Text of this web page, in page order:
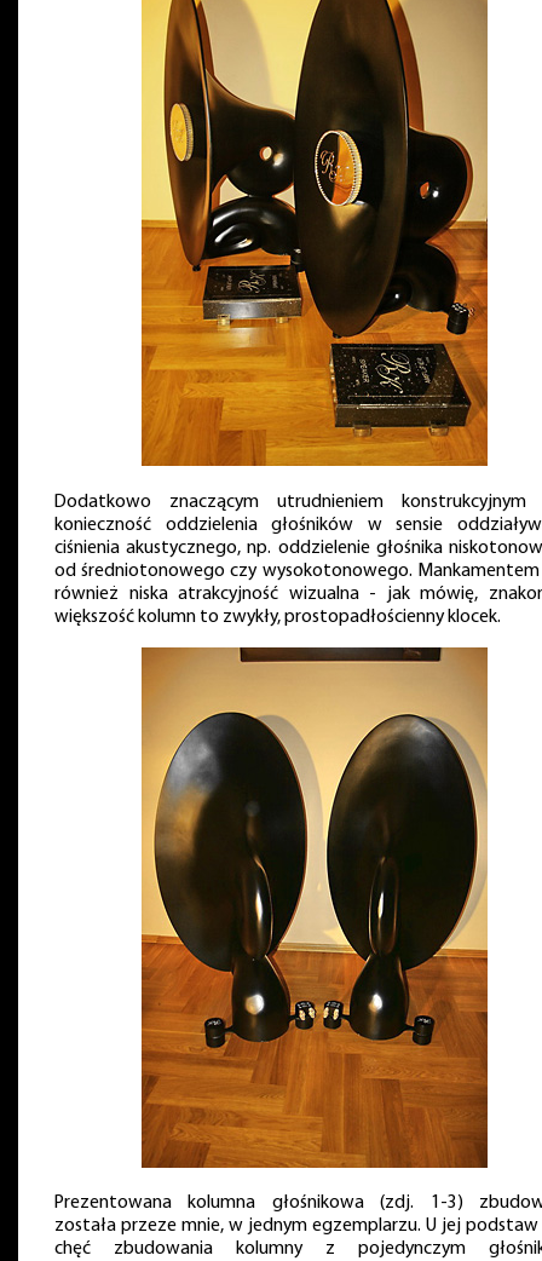
Dodatkowo znaczącym utrudnieniem konstrukcyjnym
konieczność oddzielenia głośników w sensie
ciśnienia akustycznego, np. oddzielenie głośnika
od średniotonowego czy wysokotonowego.
również niska atrakcyjność wizualna - jak mówię,
większość kolumn to zwykły, prostopadłościenny klocek.
Prezentowana kolumna głośnikowa (zdj. 1-3)
została przeze mnie, w jednym egzemplarzu. U jej podstaw
chęć zbudowania kolumny z pojedynczym